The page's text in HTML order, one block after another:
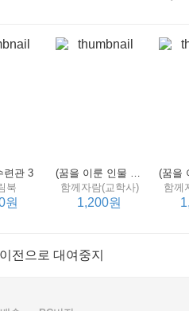
련관 3
북
원
(꿈을 이룬 인물 탐구 2) 제인 구달
함께자람(교학사)
1,200원
함께
름방학 참고서 이벤트
전으로 대여중지